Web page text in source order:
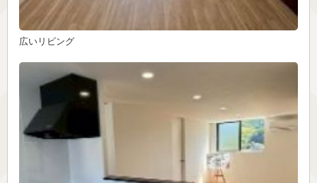
広いリビング